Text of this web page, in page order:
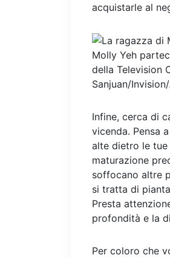
acquistarle al
Molly Yeh
della Television
Sanjuan/
Infine, cerca di
vicenda. Pensa
alte dietro le
maturazione
soffocano altre
si tratta di
Presta
profondità e la
Per coloro che